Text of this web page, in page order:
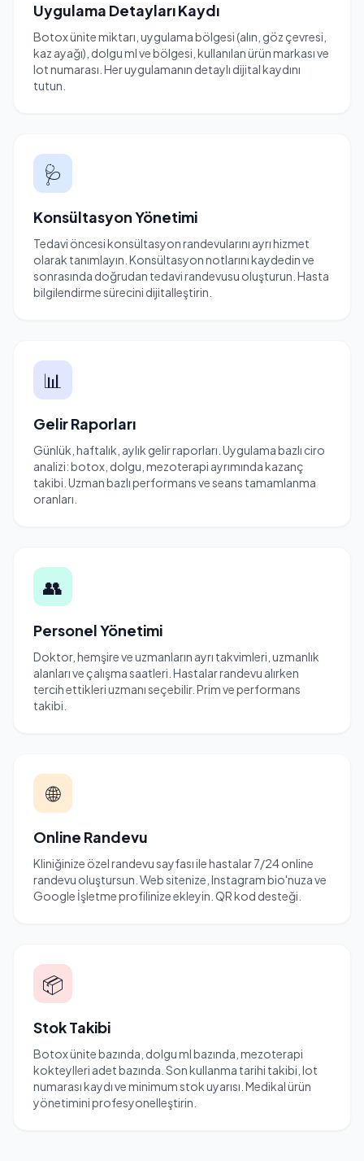
Uygulama Detayları Kaydı
Botox ünite miktarı, uygulama bölgesi (alın, göz çevresi,
kaz ayağı), dolgu ml ve bölgesi, kullanılan ürün markası ve
lot numarası. Her uygulamanın detaylı dijital kaydını
tutun.
🩺
Konsültasyon Yönetimi
Tedavi öncesi konsültasyon randevularını ayrı hizmet
olarak tanımlayın. Konsültasyon notlarını kaydedin ve
sonrasında doğrudan tedavi randevusu oluşturun. Hasta
bilgilendirme sürecini dijitalleştirin.
📊
Gelir Raporları
Günlük, haftalık, aylık gelir raporları. Uygulama bazlı ciro
analizi: botox, dolgu, mezoterapi ayrımında kazanç
takibi. Uzman bazlı performans ve seans tamamlanma
oranları.
👥
Personel Yönetimi
Doktor, hemşire ve uzmanların ayrı takvimleri, uzmanlık
alanları ve çalışma saatleri. Hastalar randevu alırken
tercih ettikleri uzmanı seçebilir. Prim ve performans
takibi.
🌐
Online Randevu
Kliniğinize özel randevu sayfası ile hastalar 7/24 online
randevu oluştursun. Web sitenize, Instagram bio'nuza ve
Google İşletme profilinize ekleyin. QR kod desteği.
📦
Stok Takibi
Botox ünite bazında, dolgu ml bazında, mezoterapi
kokteylleri adet bazında. Son kullanma tarihi takibi, lot
numarası kaydı ve minimum stok uyarısı. Medikal ürün
yönetimini profesyonelleştirin.